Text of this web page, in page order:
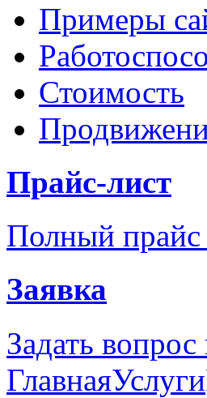
Примеры
Стоимость
Прайс-лист
Полный прайс
Заявка
Задать
ГлавнаяУслуги